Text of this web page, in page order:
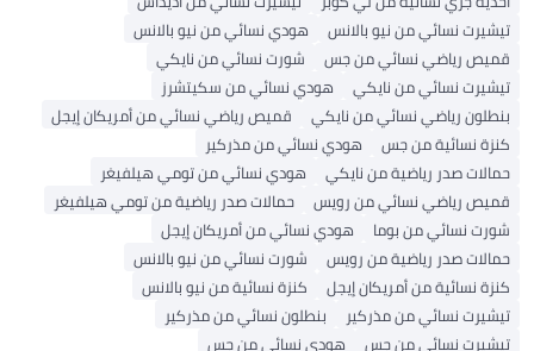
تيشيرت نسائي من نيو بالانس
هودي نسائي من نيو بالانس
قميص رياضي نسائي من جس
شورت نسائي من نايكي
تيشيرت نسائي من نايكي
هودي نسائي من سكيتشرز
بنطلون رياضي نسائي من نايكي
قميص رياضي نسائي من أمريكان إيجل
كنزة نسائية من جس
هودي نسائي من مذركير
حمالات صدر رياضية من نايكي
هودي نسائي من تومي هيلفيغر
قميص رياضي نسائي من رويس
حمالات صدر رياضية من تومي هيلفيغر
شورت نسائي من بوما
هودي نسائي من أمريكان إيجل
حمالات صدر رياضية من رويس
شورت نسائي من نيو بالانس
كنزة نسائية من أمريكان إيجل
كنزة نسائية من نيو بالانس
تيشيرت نسائي من مذركير
بنطلون نسائي من مذركير
تيشيرت نسائي من جس
هودي نسائي من جس